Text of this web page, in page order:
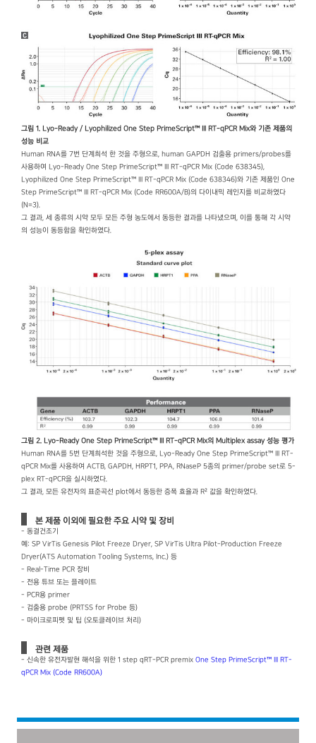
그림 1. Lyo-Ready / Lyophilized One Step PrimeScript™ III RT-qPCR Mix와 기존 제품의
성능 비교
Human RNA를 7번 단계희석 한 것을 주형으로, human GAPDH 검출용 primers/probes를
사용하여 Lyo-Ready One Step PrimeScript™ III RT-qPCR Mix (Code 638345),
Lyophilized One Step PrimeScript™ III RT-qPCR Mix (Code 638346)와 기존 제품인 One
Step PrimeScript™ III RT-qPCR Mix (Code RR600A/B)의 다이내믹 레인지를 비교하였다
(N=3).
그 결과, 세 종류의 시약 모두 모든 주형 농도에서 동등한 결과를 나타냈으며, 이를 통해 각 시약
의 성능이 동등함을 확인하였다.
그림 2. Lyo-Ready One Step PrimeScript™ III RT-qPCR Mix의 Multiplex assay 성능 평가
Human RNA를 5번 단계희석한 것을 주형으로, Lyo-Ready One Step PrimeScript™ III RT-
qPCR Mix를 사용하여 ACTB, GAPDH, HRPT1, PPA, RNaseP 5종의 primer/probe set로 5-
plex RT-qPCR을 실시하였다.
그 결과, 모든 유전자의 표준곡선 plot에서 동등한 증폭 효율과 R² 값을 확인하였다.
본 제품 이외에 필요한 주요 시약 및 장비
- 동결건조기
예: SP VirTis Genesis Pilot Freeze Dryer, SP VirTis Ultra Pilot-Production Freeze
Dryer(ATS Automation Tooling Systems, Inc.) 등
- Real-Time PCR 장비
- 전용 튜브 또는 플레이트
- PCR용 primer
- 검출용 probe (PRTSS for Probe 등)
- 마이크로피펫 및 팁 (오토클레이브 처리)
관련 제품
- 신속한 유전자발현 해석을 위한 1 step qRT-PCR premix One Step PrimeScript™ III RT-
qPCR Mix (Code RR600A)